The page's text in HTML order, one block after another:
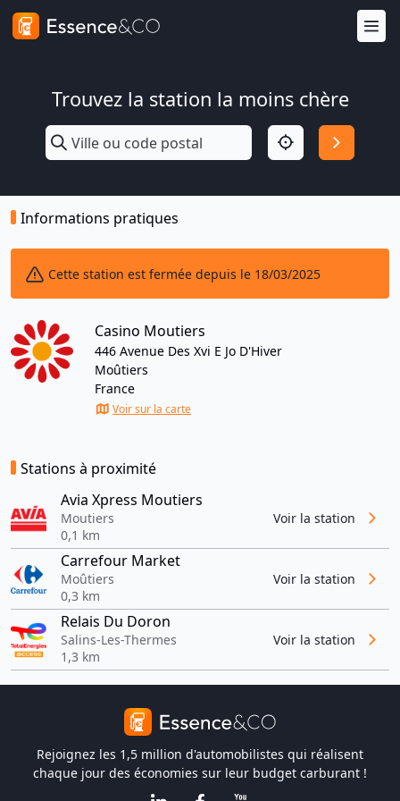
Trouvez la station la moins chère
Informations pratiques
Cette station est fermée depuis le 18/03/2025
Casino Moutiers
446 Avenue Des Xvi E Jo D'Hiver
Moûtiers
France
Voir sur la carte
Stations à proximité
Avia Xpress Moutiers
Moutiers
0,1 km
Voir la station
Carrefour Market
Moûtiers
0,3 km
Voir la station
Relais Du Doron
Salins-Les-Thermes
1,3 km
Voir la station
Rejoignez les 1,5 million d'automobilistes qui réalisent
chaque jour des économies sur leur budget carburant !